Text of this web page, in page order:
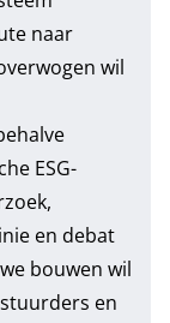
naar
wil
ESG-
en debat
bouwen wil
en